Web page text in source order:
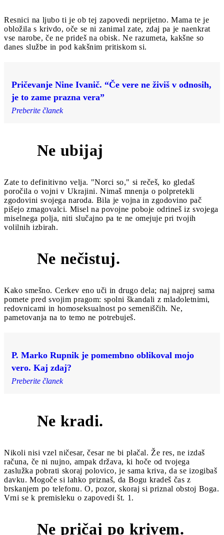
Resnici na ljubo ti je ob tej zapovedi neprijetno. Mama te je
obložila s krivdo, oče se ni zanimal zate, zdaj pa je naenkrat
vse narobe, če ne prideš na obisk. Ne razumeta, kakšne so
danes službe in pod kakšnim pritiskom si.
Pričevanje Nine Ivanič. “Če vere ne živiš v odnosih,
je to zame prazna vera”
Preberite članek
Ne ubijaj
Zate to definitivno velja. "Norci so," si rečeš, ko gledaš
poročila o vojni v Ukrajini. Nimaš mnenja o polpretekli
zgodovini svojega naroda. Bila je vojna in zgodovino pač
pišejo zmagovalci. Misel na povojne poboje odrineš iz svojega
miselnega polja, niti slučajno pa te ne omejuje pri tvojih
volilnih izbirah.
Ne nečistuj.
Kako smešno. Cerkev eno uči in drugo dela; naj najprej sama
pomete pred svojim pragom: spolni škandali z mladoletnimi,
redovnicami in homoseksualnost po semeniščih. Ne,
pametovanja na to temo ne potrebuješ.
P. Marko Rupnik je pomembno oblikoval mojo
vero. Kaj zdaj?
Preberite članek
Ne kradi.
Nikoli nisi vzel ničesar, česar ne bi plačal. Že res, ne izdaš
računa, če ni nujno, ampak država, ki hoče od tvojega
zaslužka pobrati skoraj polovico, je sama kriva, da se izogibaš
davku. Mogoče si lahko priznaš, da Bogu kradeš čas z
brskanjem po telefonu. O, pozor, skoraj si priznal obstoj Boga.
Vrni se k premisleku o zapovedi št. 1.
Ne pričaj po krivem.